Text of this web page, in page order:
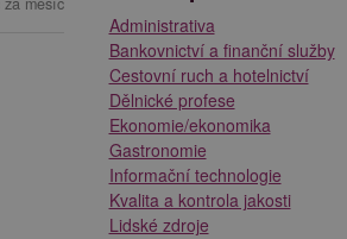
Administrativa
Bankovnictví a finanční služby
Cestovní ruch a hotelnictví
Dělnické profese
Ekonomie/ekonomika
Gastronomie
Informační technologie
Kvalita a kontrola jakosti
Lidské zdroje